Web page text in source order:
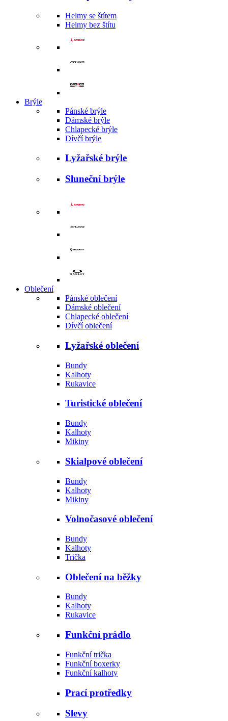
Helmy se štítem
Helmy bez štítu
Brýle
Pánské brýle
Dámské brýle
Chlapecké brýle
Dívčí brýle
Lyžařské brýle
Sluneční brýle
Oblečení
Pánské oblečení
Dámské oblečení
Chlapecké oblečení
Dívčí oblečení
Lyžařské oblečení
Bundy
Kalhoty
Rukavice
Turistické oblečení
Bundy
Kalhoty
Mikiny
Skialpové oblečení
Bundy
Kalhoty
Mikiny
Volnočasové oblečení
Bundy
Kalhoty
Trička
Oblečení na běžky
Bundy
Kalhoty
Rukavice
Funkční prádlo
Funkční trička
Funkční boxerky
Funkční kalhoty
Prací protředky
Slevy